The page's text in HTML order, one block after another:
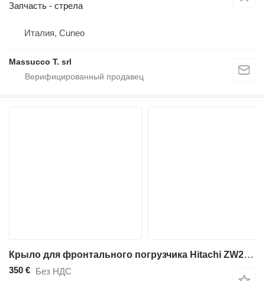
Запчасть - стрела
Италия, Cuneo
Massucco T. srl
Крыло для фронтального погрузчика Hitachi ZW250-6
350 € Без НДС